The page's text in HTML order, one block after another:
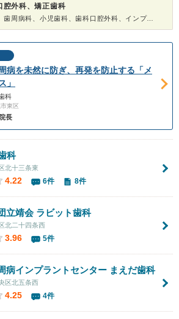
腔外科、矯正歯科
診療科：歯科、矯正歯科、歯周病科、小児歯科、歯科口腔外科、インプラント、ホワイトニング
病を未然に防ぎ、再発を防止する「メ
」
科
東区
院長
科
北十三条東
4.22 6件 8件
立靖会 ラビット歯科
北二十四条西
3.96 5件
病インプラントセンター まえだ歯科
区北五条西
4.25 4件